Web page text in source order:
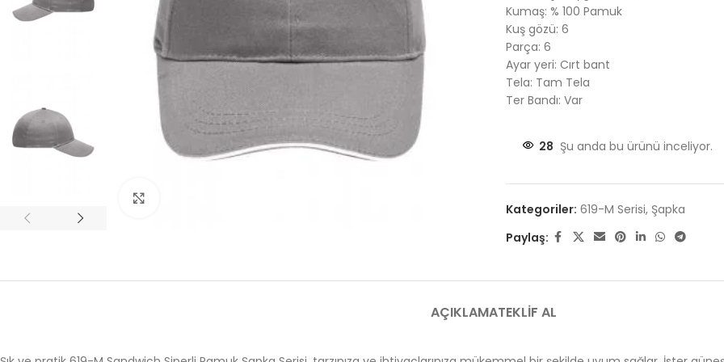
Kumaş: % 100 Pamuk
Kuş gözü: 6
Parça: 6
Ayar yeri: Cırt bant
Tela: Tam Tela
Ter Bandı: Var
28 Şu anda bu ürünü inceliyor.
Kategoriler: 619-M Serisi, Şapka
Paylaş:
AÇIKLAMATEKLIF AL